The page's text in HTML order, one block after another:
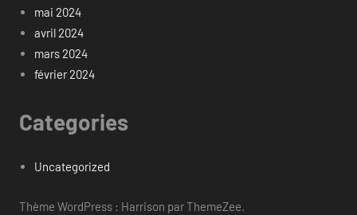
mai 2024
avril 2024
mars 2024
février 2024
Categories
Uncategorized
Thème WordPress : Harrison par ThemeZee.